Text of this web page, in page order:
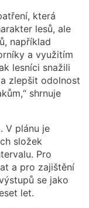
která
lesů, ale
například
a využitím
lesníci snažili
zlepšit odolnost
shrnuje
V plánu je
složek
Pro
a pro zajištění
se jako
let.